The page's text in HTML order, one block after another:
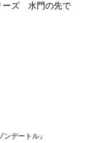
ーズ 水門の先で
デートル』